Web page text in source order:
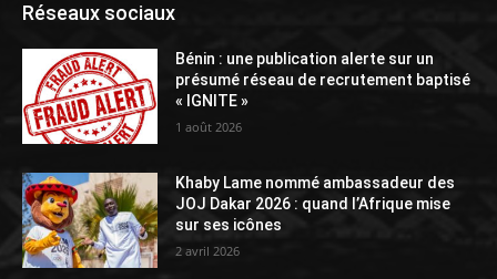
Réseaux sociaux
Bénin : une publication alerte sur un
présumé réseau de recrutement baptisé
« IGNITE »
1 août 2026
Khaby Lame nommé ambassadeur des
JOJ Dakar 2026 : quand l’Afrique mise
sur ses icônes
2 avril 2026